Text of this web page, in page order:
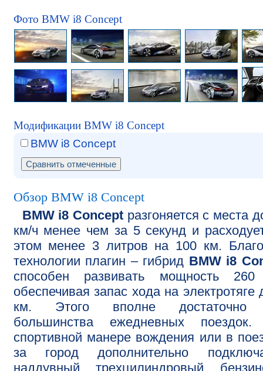
ШИНЫ
Фото BMW i8 Concept
Модификации BMW i8 Concept
BMW i8 Concept
Обзор BMW i8 Concept
BMW i8 Conceptразгоняется с места
км/ч менее чем за 5 секунд и
этом менее 3 литров на 100 км.
технологии плагин – гибрид BMW i8
способен развивать мощность 260
обеспечивая запас хода на электротяге
км. Этого вполне достаточно
большинства ежедневных
спортивной манере вождения или в
за город дополнительно
наддувный трехцилиндровый